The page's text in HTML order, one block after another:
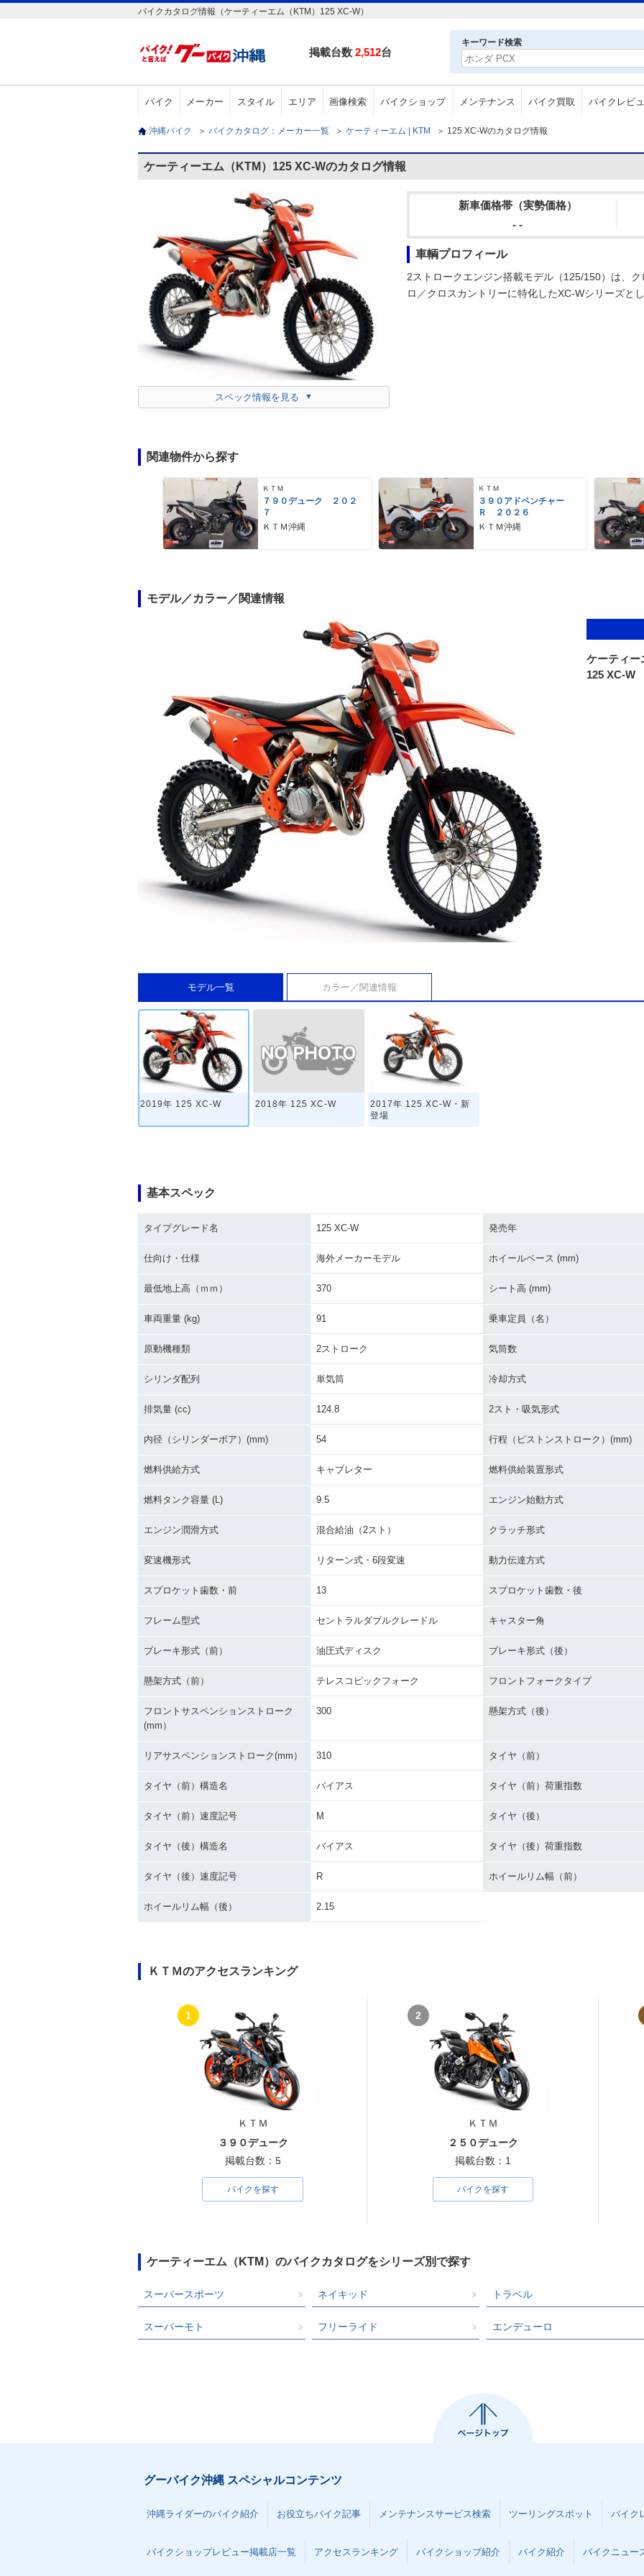
バイクカタログ情報（ケーティーエム（KTM）125 XC-W）
掲載台数 2,512台
キーワード検索
バイク メーカー スタイル エリア 画像検索 バイクショップ メンテナンス バイク買取 バイクレビ
沖縄バイク ＞ バイクカタログ：メーカー一覧 ＞ ケーティーエム | KTM ＞ 125 XC-Wのカタログ情報
ケーティーエム（KTM）125 XC-Wのカタログ情報
スペック情報を見る
新車価格帯（実勢価格）
- -
車輌プロフィール
2ストロークエンジン搭載モデル（125/150）は、
ロ／クロスカントリーに特化したXC-Wシリーズと
関連物件から探す
ＫＴＭ
７９０デューク ２０２
７
ＫＴＭ沖縄
ＫＴＭ
３９０アドベンチャー
Ｒ ２０２６
ＫＴＭ沖縄
モデル／カラー／関連情報
ケーティー
125 XC-W
モデル一覧 カラー／関連情報
2019年 125 XC-W 2018年 125 XC-W
2017年 125 XC-W・新
登場
基本スペック
タイプグレード名 125 XC-W 発売年
仕向け・仕様 海外メーカーモデル ホイールベース (mm)
最低地上高（ｍｍ） 370 シート高 (mm)
車両重量 (kg) 91 乗車定員（名）
原動機種類 2ストローク 気筒数
シリンダ配列 単気筒 冷却方式
排気量 (cc) 124.8 2スト・吸気形式
内径（シリンダーボア）(mm) 54 行程（ピストンストローク）(mm)
燃料供給方式 キャブレター 燃料供給装置形式
燃料タンク容量 (L) 9.5 エンジン始動方式
エンジン潤滑方式 混合給油（2スト） クラッチ形式
変速機形式 リターン式・6段変速 動力伝達方式
スプロケット歯数・前 13 スプロケット歯数・後
フレーム型式 セントラルダブルクレードル キャスター角
ブレーキ形式（前） 油圧式ディスク ブレーキ形式（後）
懸架方式（前） テレスコピックフォーク フロントフォークタイプ
フロントサスペンションストローク
(mm）
300 懸架方式（後）
リアサスペンションストローク(mm） 310 タイヤ（前）
タイヤ（前）構造名 バイアス タイヤ（前）荷重指数
タイヤ（前）速度記号 M タイヤ（後）
タイヤ（後）構造名 バイアス タイヤ（後）荷重指数
タイヤ（後）速度記号 R ホイールリム幅（前）
ホイールリム幅（後） 2.15
ＫＴＭのアクセスランキング
1
ＫＴＭ
３９０デューク
掲載台数：5
バイクを探す
2
ＫＴＭ
２５０デューク
掲載台数：1
バイクを探す
ケーティーエム（KTM）のバイクカタログをシリーズ別で探す
スーパースポーツ ネイキッド トラベル
スーパーモト フリーライド エンデューロ
グーバイク沖縄 スペシャルコンテンツ
沖縄ライダーのバイク紹介 お役立ちバイク記事 メンテナンスサービス検索 ツーリングスポット バイク
バイクショップレビュー掲載店一覧 アクセスランキング バイクショップ紹介 バイク紹介 バイクニュー